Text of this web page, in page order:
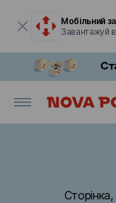
Мобільний
Завантажуй